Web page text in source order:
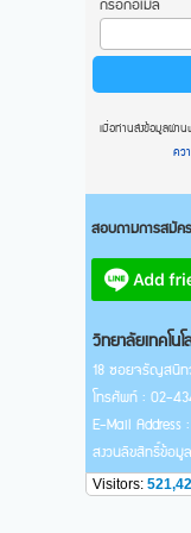
กรอกอีเมล
เมื่อท่านส่งข้อมูลผ่า
คว
สอบถามการสมัค
วิทยาลัยเทคโน
18 ซอยจรัญสนิท
โทรศัพท์ : 02-
E-Mail
สงวนลิขสิทธิ์ข้อ
Visitors: